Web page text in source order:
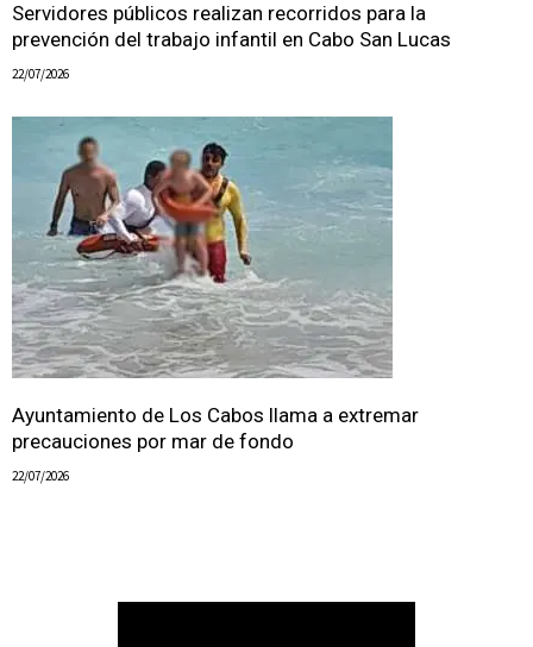
Servidores públicos realizan recorridos para la
prevención del trabajo infantil en Cabo San Lucas
22/07/2026
Ayuntamiento de Los Cabos llama a extremar
precauciones por mar de fondo
22/07/2026